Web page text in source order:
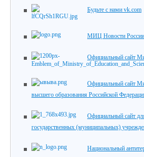
Будьте с нами vk.com
МИЦ Новости России
Официальный сайт
Официальный сайт
высшего образования Российской
Официальный сайт
государственных (муниципальных)
Национальный